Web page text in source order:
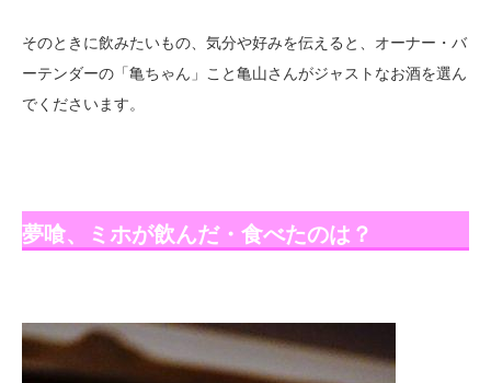
そのときに飲みたいもの、気分や好みを伝えると、オーナー・バ
ーテンダーの「亀ちゃん」こと亀山さんがジャストなお酒を選ん
でくださいます。
夢喰、ミホが飲んだ・食べたのは？